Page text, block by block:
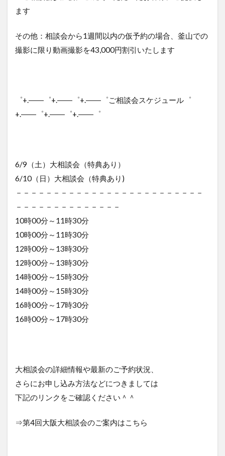
ます
その他：相談会から1週間以内の仮予約の場合、釜山での
撮影に限り動画撮影を43,000円割引いたします
゜+.――゜+.――゜+.――゜ご相談会スケジュール゜
+.――゜+.――゜+.――゜
6/9（土）大相談会（特典あり）
6/10（日）大相談会（特典あり)
－－－－－－－－－－－－－－－－－－－－－－－－－
－－－－－－－－－－－－－－
10時00分～11時30分
10時00分～11時30分
12時00分～13時30分
12時00分～13時30分
14時00分～15時30分
14時00分～15時30分
16時00分～17時30分
16時00分～17時30分
大相談会の詳細情報や最新のご予約状況、
さらにお申し込み方法などにつきましては
下記のリンクをご確認ください＾＾
⇒第4回大阪大相談会のご案内はこちら